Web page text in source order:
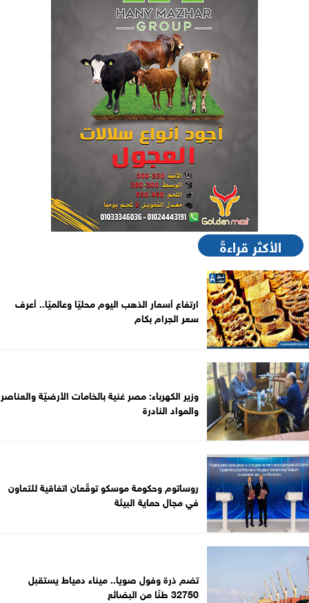
الأكثر قراءةً
ارتفاع أسعار الذهب اليوم محليًا وعالميًا.. أعرف
سعر الجرام بكام
وزير الكهرباء: مصر غنية بالخامات الأرضيّة والعناصر
والمواد النادرة
روساتوم وحكومة موسكو توقّعان اتفاقية للتعاون
في مجال حماية البيئة
تضم ذرة وفول صويا.. ميناء دمياط يستقبل
32750 طنًا من البضائع